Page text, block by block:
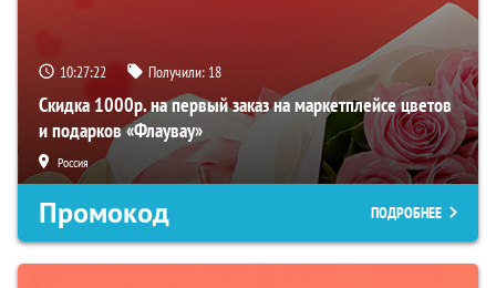
10:27:21 Получили: 18
Скидка 1000р. на первый заказ на маркетплейсе цветов
и подарков «Флаувау»
Россия
Промокод ПОДРОБНЕЕ